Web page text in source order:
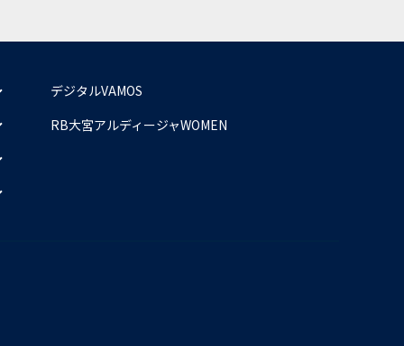
デジタルVAMOS
RB大宮アルディージャWOMEN